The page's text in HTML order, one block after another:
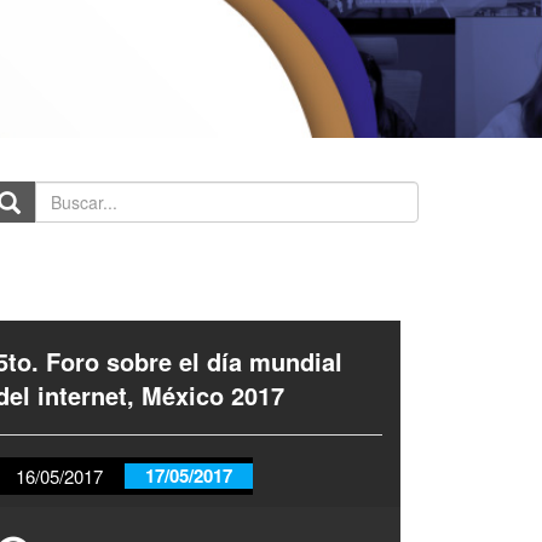
Foro sobre el día mundial
internet, México 2017
16/05/2017 17/05/2017